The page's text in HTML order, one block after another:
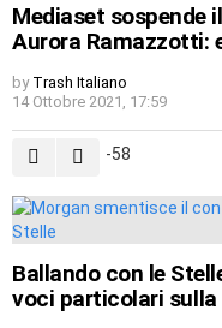
Mediaset sospende
Aurora Ramazzotti:
by Trash Italiano
14 Ottobre 2021, 17:59
-58
Ballando con le
voci particolari